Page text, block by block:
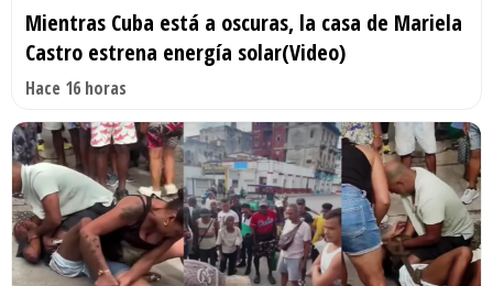
Mientras Cuba está a oscuras, la casa de Mariela
Castro estrena energía solar(Video)
Hace 16 horas